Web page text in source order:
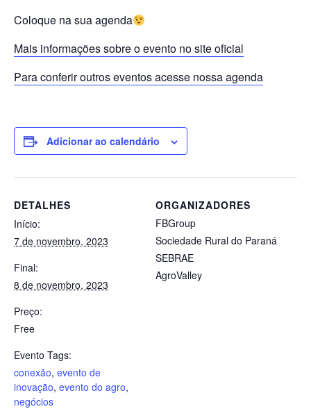
Coloque na sua agenda
Mais informações sobre o evento no site oficial
Para conferir outros eventos acesse nossa agenda
Adicionar ao calendário
DETALHES
Início:
7 de novembro, 2023
Final:
8 de novembro, 2023
Preço:
Free
Evento Tags:
conexão, evento de
inovação, evento do agro,
negócios
ORGANIZADORES
FBGroup
Sociedade Rural do Paraná
SEBRAE
AgroValley